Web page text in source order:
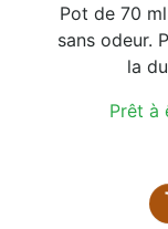
Pot de 70
sans odeur.
la
Prêt à